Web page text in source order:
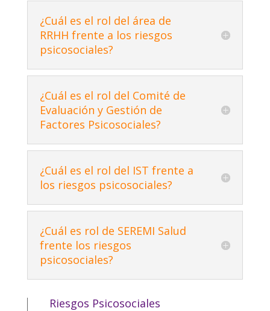
¿Cuál es el rol del área de
RRHH frente a los riesgos
psicosociales?
¿Cuál es el rol del Comité de
Evaluación y Gestión de
Factores Psicosociales?
¿Cuál es el rol del IST frente a
los riesgos psicosociales?
¿Cuál es rol de SEREMI Salud
frente los riesgos
psicosociales?
Riesgos Psicosociales